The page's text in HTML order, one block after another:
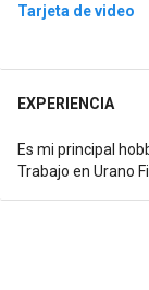
Tarjeta de video
EXPERIENCIA
Es mi principal
Trabajo en Urano